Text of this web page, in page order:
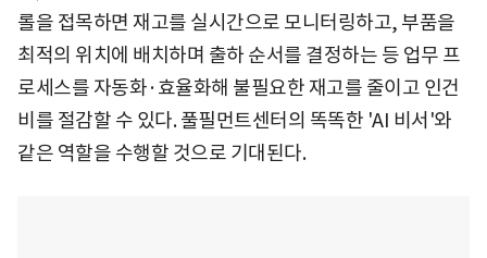
롤을 접목하면 재고를 실시간으로 모니터링하고, 부품을
최적의 위치에 배치하며 출하 순서를 결정하는 등 업무 프
로세스를 자동화·효율화해 불필요한 재고를 줄이고 인건
비를 절감할 수 있다. 풀필먼트센터의 똑똑한 'AI 비서'와
같은 역할을 수행할 것으로 기대된다.